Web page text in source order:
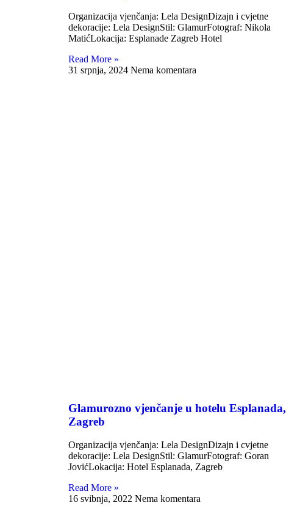
Organizacija vjenčanja: Lela DesignDizajn i cvjetne
dekoracije: Lela DesignStil: GlamurFotograf: Nikola
MatićLokacija: Esplanade Zagreb Hotel
Read More »
31 srpnja, 2024 Nema komentara
Glamurozno vjenčanje u hotelu Esplanada,
Zagreb
Organizacija vjenčanja: Lela DesignDizajn i cvjetne
dekoracije: Lela DesignStil: GlamurFotograf: Goran
JovićLokacija: Hotel Esplanada, Zagreb
Read More »
16 svibnja, 2022 Nema komentara